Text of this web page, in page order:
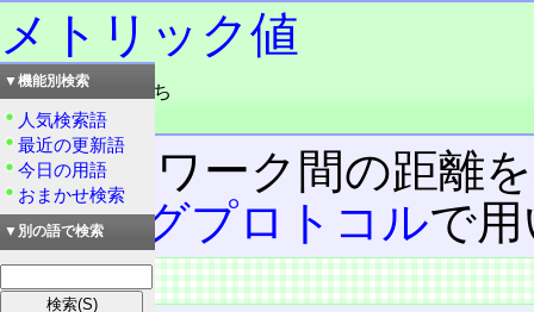
メトリック値
読み：メトリックち
品詞：名詞
ネットワーク間の距離
ティングプロトコルで
▼機能別検索
人気検索語
最近の更新語
今日の用語
おまかせ検索
▼別の語で検索